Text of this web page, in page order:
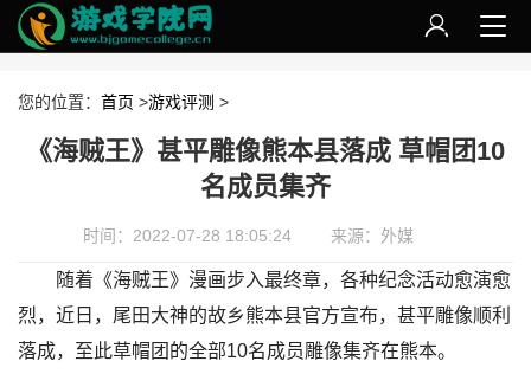
您的位置： 首页 >游戏评测 >
《海贼王》甚平雕像熊本县落成 草帽团10
名成员集齐
时间：2022-07-28 18:05:24 来源：外媒
随着《海贼王》漫画步入最终章，各种纪念活动愈演愈
烈，近日，尾田大神的故乡熊本县官方宣布，甚平雕像顺利
落成，至此草帽团的全部10名成员雕像集齐在熊本。